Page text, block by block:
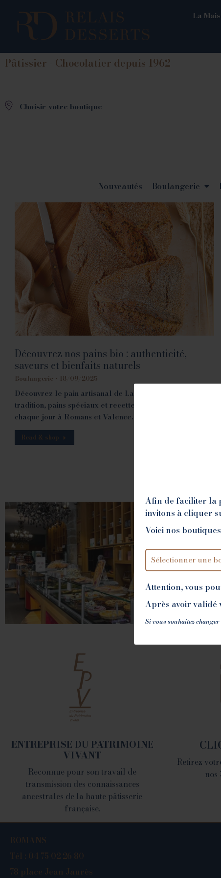
Afin de faciliter la
invitons à cliquer
Voici nos
Attention, vous
Après avoir validé
Si vous souhaitez
La
Pâtissier - Chocolatier depuis 1962
Choisir votre boutique
Nouveautés Boulangerie
Découvrez nos pains bio : authenticité,
saveurs et bienfaits naturels
Boulangerie 18/09/2025
Découvrez le pain artisanal de La Fabrique : pains
tradition, pains spéciaux et recettes maison façonnés
chaque jour à Romans et Valence.
Read & shop
78 place Jean Jaurès -
26100 Romans sur Isère
Tél. 04 75 02 26 80
ENTREPRISE DU PATRIMOINE
VIVANT
Reconnue pour son travail de
transmission des connaissances
ancestrales de la haute pâtisserie
française.
Retirez
nos
ROMANS
Tél : 04 75 02 26 80
78 place Jean Jaurès